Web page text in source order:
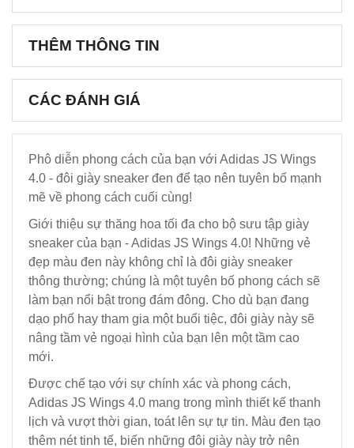
THÊM THÔNG TIN
CÁC ĐÁNH GIÁ
Phô diễn phong cách của bạn với Adidas JS Wings
4.0 - đôi giày sneaker đen để tạo nên tuyên bố mạnh
mẽ về phong cách cuối cùng!
Giới thiệu sự thăng hoa tối đa cho bộ sưu tập giày
sneaker của bạn - Adidas JS Wings 4.0! Những vẻ
đẹp màu đen này không chỉ là đôi giày sneaker
thông thường; chúng là một tuyên bố phong cách sẽ
làm bạn nổi bật trong đám đông. Cho dù bạn đang
dạo phố hay tham gia một buổi tiệc, đôi giày này sẽ
nâng tầm vẻ ngoại hình của bạn lên một tầm cao
mới.
Được chế tạo với sự chính xác và phong cách,
Adidas JS Wings 4.0 mang trong mình thiết kế thanh
lịch và vượt thời gian, toát lên sự tự tin. Màu đen tạo
thêm nét tinh tế, biến những đôi giày này trở nên